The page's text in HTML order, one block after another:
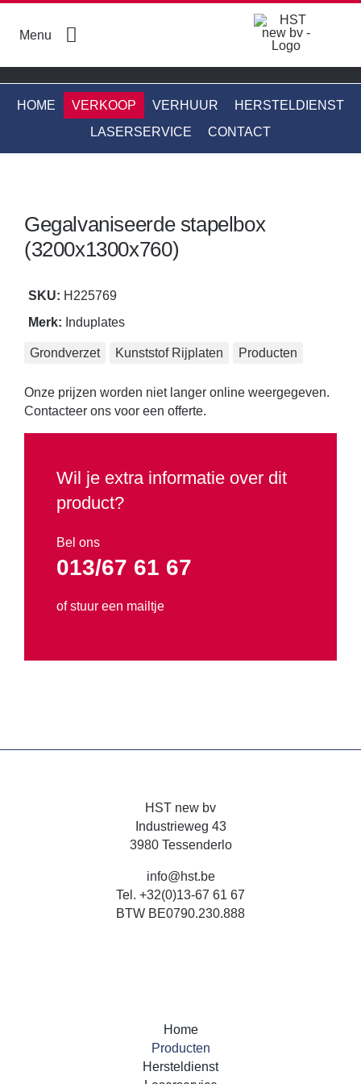
Menu
Gereedschap
Mixers en molens
Reiniging
Steen en betonbewerking
Straataanleg
Gereedschap voor tegelzetters
Touwen, span- en hijsbanden
Verwarming en Drogers
Tweedehands
Verhuur
HOME VERKOOP VERHUUR
HERSTELDIENST
LASERSERVICE
CONTACT
Gegalvaniseerde stapelbox
(3200x1300x760)
Onze prijzen worden niet langer online weergegeven.
Contacteer ons voor een offerte.
Wil je extra informatie over dit
product?
Bel ons
013/67 61 67
of stuur een mailtje
SKU: H225769
Merk: Induplates
Grondverzet Kunststof Rijplaten Producten
HST new bv
Industrieweg 43
3980 Tessenderlo
info@hst.be
Tel. +32(0)13-67 61 67
BTW BE0790.230.888
Home
Producten
Hersteldienst